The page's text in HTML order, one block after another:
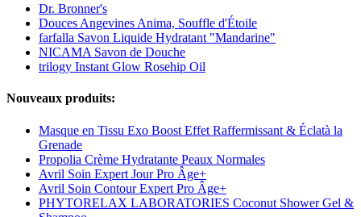
Dr. Bronner's
Douces Angevines Anima, Souffle d'Étoile
farfalla Savon Liquide Hydratant "Mandarine"
NICAMA Savon de Douche
trilogy Instant Glow Rosehip Oil
Nouveaux produits:
Masque en Tissu Exo Boost Effet Raffermissant & Éclatà la
Grenade
Propolia Crème Hydratante Peaux Normales
Avril Soin Expert Jour Pro Âge+
Avril Soin Contour Expert Pro Âge+
PHYTORELAX LABORATORIES Coconut Shower Gel &